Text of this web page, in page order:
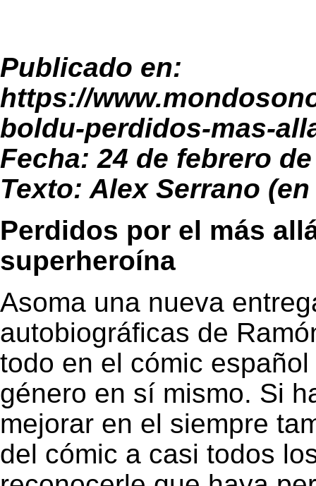
Publicado en:
https://
boldu-perdidos-mas-
Fecha: 24 de febrero
Texto: Alex Serrano
Perdidos por el más
superheroína
Asoma una nueva
autobiográficas de
todo en el cómic
género en sí mismo. Si
mejorar en el siempre
del cómic a casi todos